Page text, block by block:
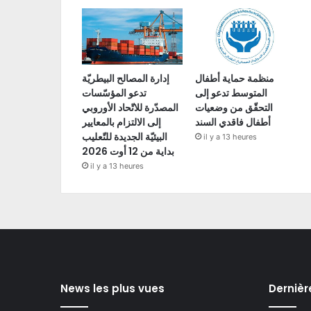
إدارة المصالح البيطريّة
تدعو المؤسّسات
المصدّرة للاتّحاد الأوروبي
إلى الالتزام بالمعايير
البيئيّة الجديدة للتّعليب
بداية من 12 أوت 2026
il y a 13 heures
منظمة حماية أطفال
المتوسط تدعو إلى
التحقّق من وضعيات
أطفال فاقدي السند
il y a 13 heures
News les plus vues